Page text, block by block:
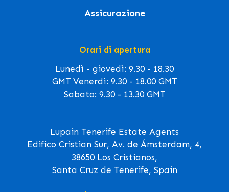
Assicurazione
Orari di apertura
Lunedì - giovedì: 9.30 - 18.30
GMT Venerdì: 9.30 - 18.00 GMT
Sabato: 9.30 - 13.30 GMT
Lupain Tenerife Estate Agents
Edifico Cristian Sur, Av. de Ámsterdam, 4,
38650 Los Cristianos,
Santa Cruz de Tenerife, Spain